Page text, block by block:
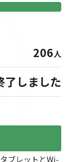
206人
了しました
ブレットとWi-